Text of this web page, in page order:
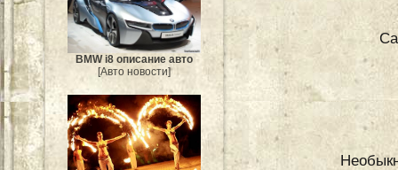
BMW i8 описание авто
[Авто новости]